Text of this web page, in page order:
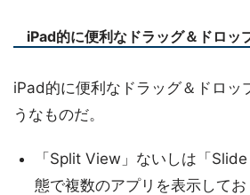
iPad的に便利なドラッグ＆ドロッ
iPad的に便利なドラッグ＆ドロッ
うなものだ。
「Split View」ないしは「
態で複数のアプリを表示して